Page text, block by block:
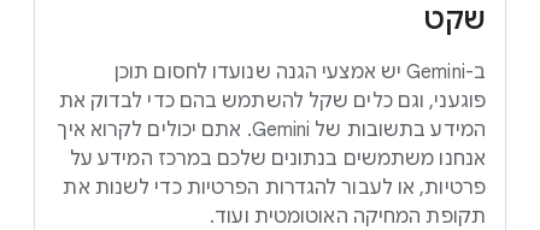
שקט
ב-Gemini יש אמצעי הגנה שנועדו לחסום תוכן
פוגעני, וגם כלים שקל להשתמש בהם כדי לבדוק את
המידע בתשובות של Gemini. אתם יכולים לקרוא איך
אנחנו משתמשים בנתונים שלכם במרכז המידע על
פרטיות, או לעבור להגדרות הפרטיות כדי לשנות את
תקופת המחיקה האוטומטית ועוד.